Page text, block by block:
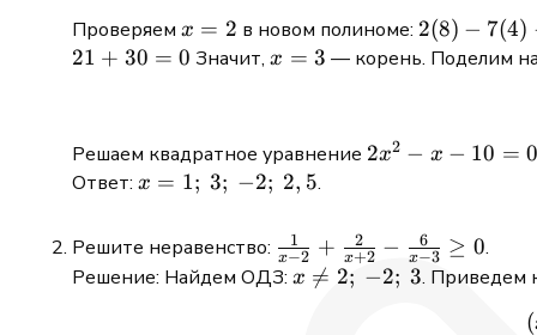
Проверяем x
=
x = 2 в новом полиноме: 2(8)
-
+
16 -
28 -
2(8) − 7(4)
21 + 30 = 0 Значит,x
x = 3 — корень. Поделим
Решаем квадратное уравнение 2x^2
2x2 − x − 10 = 0
Ответ: x =
-2;\
2,5
x = 1; 3; −2; 2, 5.
Решите неравенство: \frac{1}
{x - 2}
x−2
1 + x+2
2 − x−3
6 ≥ 0.
Решение: Найдем ОДЗ: x
x 
= 2; −2; 3. Приведем
(